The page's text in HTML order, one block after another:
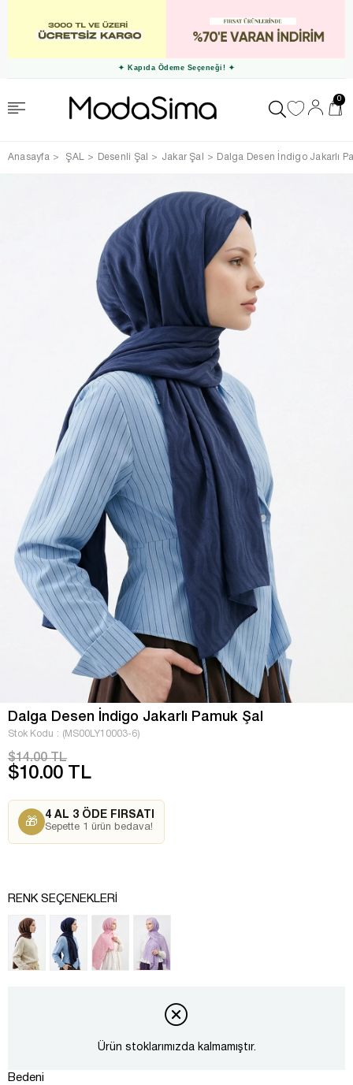
✦ Kapıda Ödeme Seçeneği! ✦
0
Anasayfa ŞAL Desenli Şal Jakar Şal Dalga Desen İndigo Jakarlı
Dalga Desen İndigo Jakarlı Pamuk Şal
Stok Kodu (MS00LY10003-6)
$14.00 TL
$10.00 TL
🎁
4 AL 3 ÖDE FIRSATI
Sepette 1 ürün bedava!
RENK SEÇENEKLERI
Ürün stoklarımızda kalmamıştır.
Bedeni